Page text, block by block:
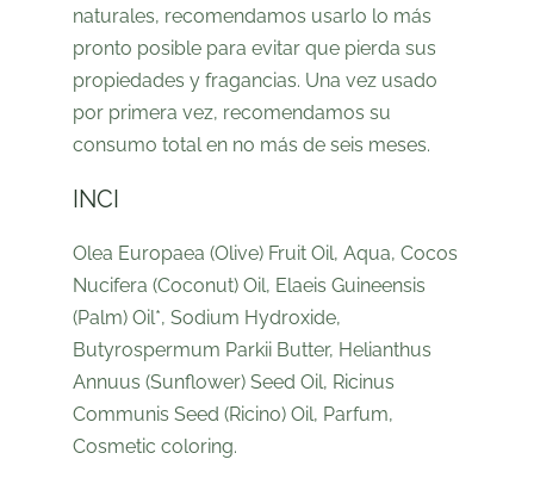
naturales, recomendamos usarlo lo más
pronto posible para evitar que pierda sus
propiedades y fragancias. Una vez usado
por primera vez, recomendamos su
consumo total en no más de seis meses.
INCI
Olea Europaea (Olive) Fruit Oil, Aqua, Cocos
Nucifera (Coconut) Oil, Elaeis Guineensis
(Palm) Oil*, Sodium Hydroxide,
Butyrospermum Parkii Butter, Helianthus
Annuus (Sunflower) Seed Oil, Ricinus
Communis Seed (Ricino) Oil, Parfum,
Cosmetic coloring.